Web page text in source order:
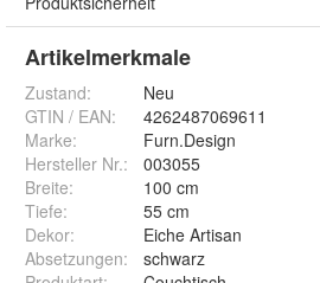
Artikelmerkmale
Zustand:
Neu
GTIN / EAN:
4262487069611
Marke:
Furn.Design
Hersteller Nr.:
003055
Breite:
100 cm
Tiefe:
55 cm
Dekor:
Eiche Artisan
Absetzungen:
schwarz